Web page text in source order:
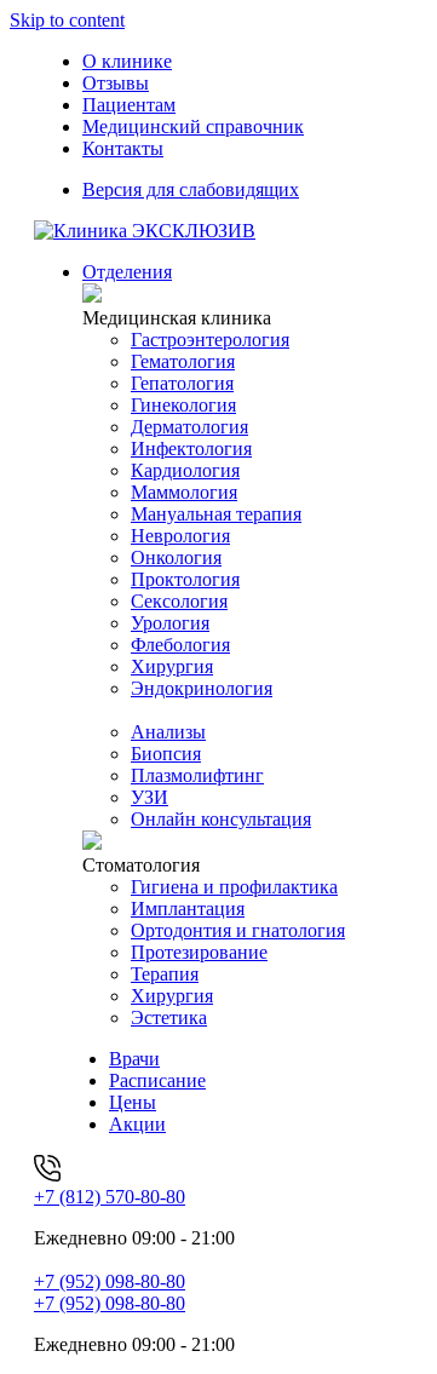
Skip to content
О клинике
Отзывы
Пациентам
Медицинский справочник
Контакты
Версия для слабовидящих
Отделения
Медицинская клиника
Гастроэнтерология
Гематология
Гепатология
Гинекология
Дерматология
Инфектология
Кардиология
Маммология
Мануальная терапия
Неврология
Онкология
Проктология
Сексология
Урология
Флебология
Хирургия
Эндокринология
Анализы
Биопсия
Плазмолифтинг
УЗИ
Онлайн консультация
Стоматология
Гигиена и профилактика
Имплантация
Ортодонтия и гнатология
Протезирование
Терапия
Хирургия
Эстетика
Врачи
Расписание
Цены
Акции
+7 (812) 570-80-80
Ежедневно 09:00 - 21:00
+7 (952) 098-80-80
+7 (952) 098-80-80
Ежедневно 09:00 - 21:00